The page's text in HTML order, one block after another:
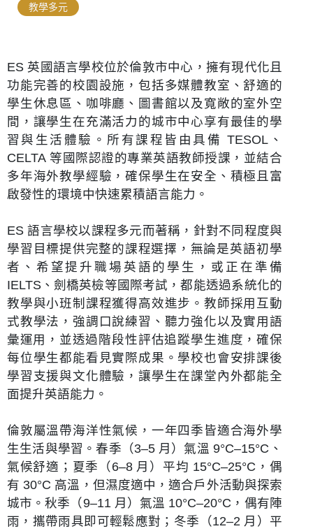
教學多元
ES 英國語言學校位於倫敦市中心，擁有現代化且
功能完善的校園設施，包括多媒體教室、舒適的
學生休息區、咖啡廳、圖書館以及寬敞的室外空
間，讓學生在充滿活力的城市中心享有最佳的學
習與生活體驗。所有課程皆由 具備 TESOL、
CELTA 等國際認證的專業英語教師授課 ，並結合
多年海外教學經驗，確保學生在安全、積極且富
啟發性的環境中快速累積語言能力。
ES 語言學校以課程多元而著稱，針對不同程度與
學習目標提供完整的課程選擇，無論是英語初學
者、希望提升職場英語的學生 ，或 正在準備
IELTS、劍橋英檢等國際考試 ，都能透過系統化的
教學與小班制課程獲得高效進步。教師採用互動
式教學法， 強調口說練習、聽力強化以及實用語
彙運用 ，並透過階段性評估追蹤學生進度，確保
每位學生都能看見實際成果。學校也會安排課後
學習支援與文化體驗，讓學生在課堂內外都能全
面提升英語能力。
倫敦屬溫帶海洋性氣候，一年四季皆適合海外學
生生活與學習。春季（3–5 月）氣溫 9°C–15°C 、
氣候舒適；夏季（6–8 月）平均 15°C–25°C ，偶
有 30°C 高溫，但濕度適中，適合戶外活動與探索
城市。秋季（9–11 月）氣溫 10°C–20°C ，偶有陣
雨，攜帶雨具即可輕鬆應對；冬季（12–2 月）平